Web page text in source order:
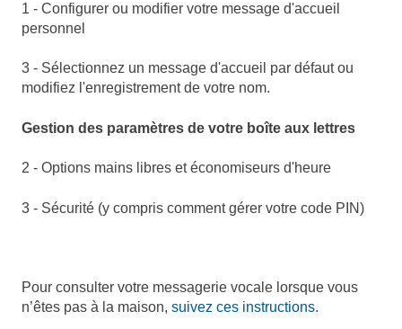
1 - Configurer ou modifier votre message d'accueil
personnel
3 - Sélectionnez un message d'accueil par défaut ou
modifiez l'enregistrement de votre nom.
Gestion des paramètres de votre boîte aux lettres
2 - Options mains libres et économiseurs d'heure
3 - Sécurité (y compris comment gérer votre code PIN)
Pour consulter votre messagerie vocale lorsque vous
n’êtes pas à la maison, suivez ces instructions.